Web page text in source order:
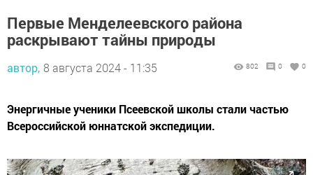
Первые Менделеевского района
раскрывают тайны природы
автор, 8 августа 2024 - 11:35 802 0 0
Энергичные ученики Псеевской школы стали частью
Всероссийской юннатской экспедиции.